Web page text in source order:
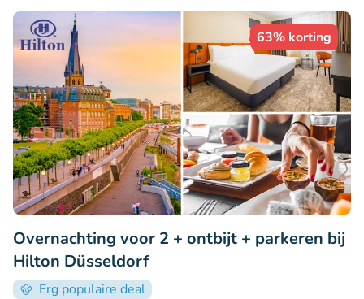
63% korting
Overnachting voor 2 + ontbijt + parkeren bij
Hilton Düsseldorf
Erg populaire deal